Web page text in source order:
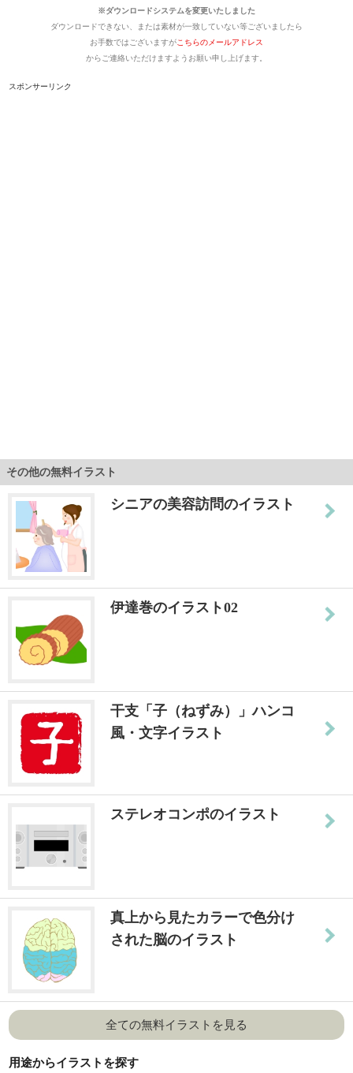
※ダウンロードシステムを変更いたしました
ダウンロードできない、または素材が一致していない等ございましたら
お手数ではございますがこちらのメールアドレス
からご連絡いただけますようお願い申し上げます。
スポンサーリンク
その他の無料イラスト
シニアの美容訪問のイラスト
伊達巻のイラスト02
干支「子（ねずみ）」ハンコ
風・文字イラスト
ステレオコンポのイラスト
真上から見たカラーで色分け
された脳のイラスト
全ての無料イラストを見る
用途からイラストを探す